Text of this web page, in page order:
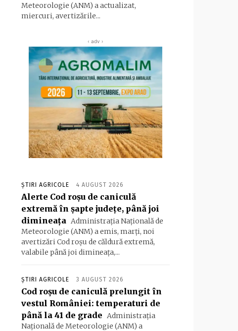
Meteorologie (ANM) a actualizat,
miercuri, avertizările...
‹ adv ›
ȘTIRI AGRICOLE 4 AUGUST 2026
Alerte Cod roşu de caniculă
extremă în şapte judeţe, până joi
dimineaţa Administraţia Naţională de
Meteorologie (ANM) a emis, marţi, noi
avertizări Cod roşu de căldură extremă,
valabile până joi dimineaţa,...
ȘTIRI AGRICOLE 3 AUGUST 2026
Cod roșu de caniculă prelungit în
vestul României: temperaturi de
până la 41 de grade Administraţia
Naţională de Meteorologie (ANM) a